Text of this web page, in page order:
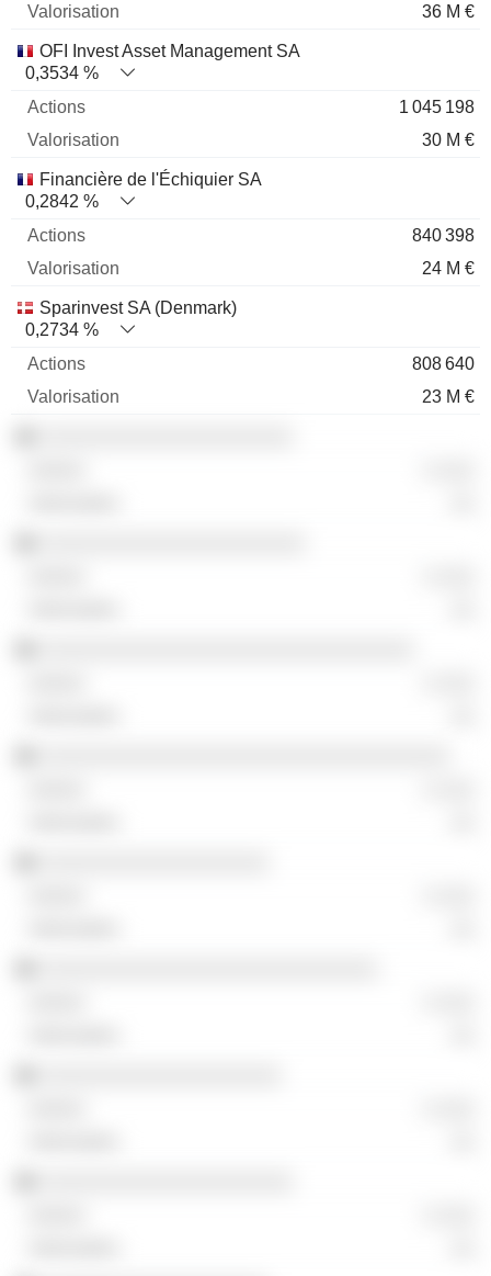
36 M €
OFI Invest Asset Management SA
0,3534 %
1 045 198
30 M €
Financière de l'Échiquier SA
0,2842 %
840 398
24 M €
Sparinvest SA (Denmark)
0,2734 %
808 640
23 M €